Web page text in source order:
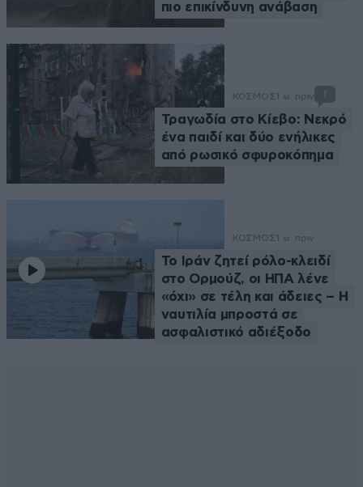
πιο επικίνδυνη ανάβαση
ΚΟΣΜΟΣ 1 ω. πριν 1
Τραγωδία στο Κίεβο: Νεκρό
ένα παιδί και δύο ενήλικες
από ρωσικό σφυροκόπημα
ΚΟΣΜΟΣ 1 ω. πριν
Το Ιράν ζητεί ρόλο-κλειδί
στο Ορμούζ, οι ΗΠΑ λένε
«όχι» σε τέλη και άδειες – Η
ναυτιλία μπροστά σε
ασφαλιστικό αδιέξοδο